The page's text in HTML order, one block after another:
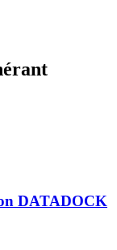
DATADOCK